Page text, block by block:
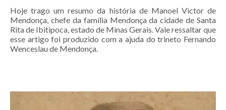
Hoje trago um resumo da história de Manoel Victor de
Mendonça, chefe da família Mendonça da cidade de Santa
Rita de Ibitipoca, estado de Minas Gerais. Vale ressaltar que
esse artigo foi produzido com a ajuda do trineto Fernando
Wenceslau de Mendonça.